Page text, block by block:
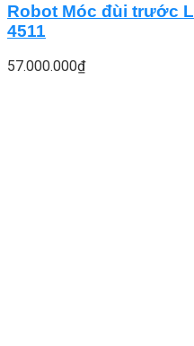
Robot Móc đùi trước
4511
57.000.000₫